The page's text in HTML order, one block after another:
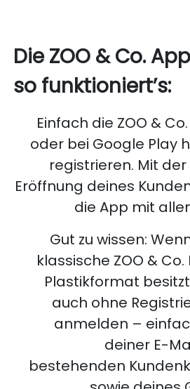
Die ZOO & Co.
so funktioniert’s:
Einfach die ZOO &
oder bei Google Play
registrieren. Mit
Eröffnung deines
die App mit
Gut zu wissen:
klassische ZOO &
Plastikformat
auch ohne
anmelden –
deiner E-
bestehenden